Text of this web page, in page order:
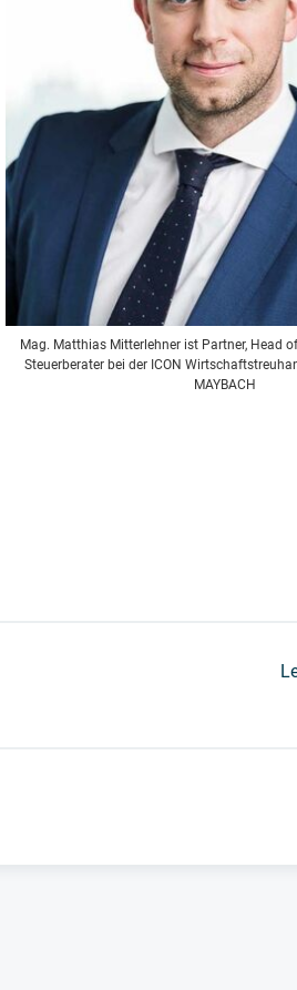
Mag. Matthias Mitterlehner ist Partner, Head
Steuerberater bei der ICON
MAYBACH